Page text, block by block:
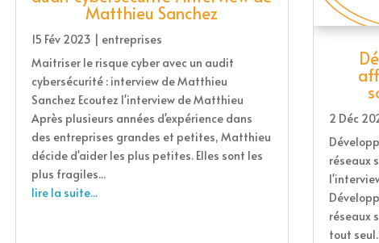
Matthieu Sanchez
15 Fév 2023 | entreprises
Maitriser le risque cyber avec un audit
cybersécurité : interview de Matthieu
Sanchez Ecoutez l'interview de Matthieu
Après plusieurs années d'expérience dans
des entreprises grandes et petites, Matthieu
décide d'aider les plus petites. Elles sont les
plus fragiles...
lire la suite...
2 Déc
réseaux
réseaux
tout